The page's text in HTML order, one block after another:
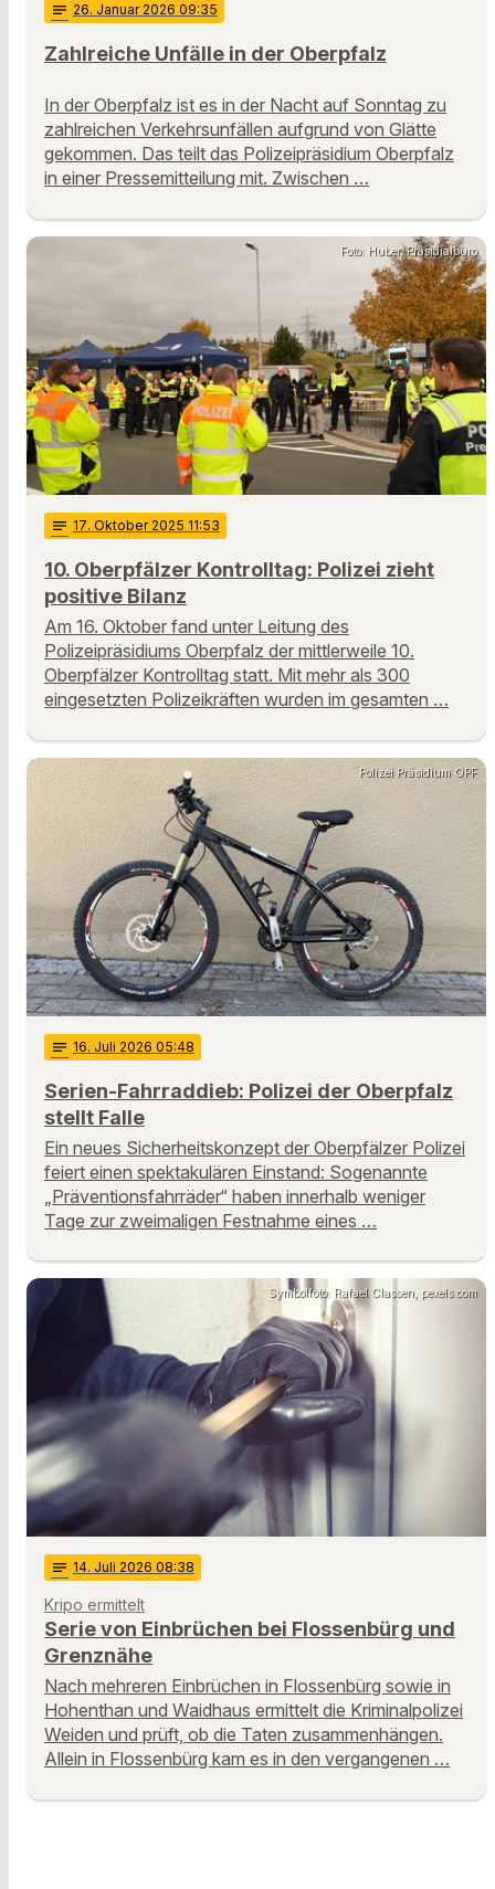
notes 26. Januar 2026 09:35
Zahlreiche Unfälle in der Oberpfalz
In der Oberpfalz ist es in der Nacht auf Sonntag zu
zahlreichen Verkehrsunfällen aufgrund von Glätte
gekommen. Das teilt das Polizeipräsidium Oberpfalz
in einer Pressemitteilung mit. Zwischen …
Foto: Huber, Präsidialbüro
notes 17. Oktober 2025 11:53
10. Oberpfälzer Kontrolltag: Polizei zieht
positive Bilanz
Am 16. Oktober fand unter Leitung des
Polizeipräsidiums Oberpfalz der mittlerweile 10.
Oberpfälzer Kontrolltag statt. Mit mehr als 300
eingesetzten Polizeikräften wurden im gesamten …
Polizei Präsidium OPF
notes 16. Juli 2026 05:48
Serien-Fahrraddieb: Polizei der Oberpfalz
stellt Falle
Ein neues Sicherheitskonzept der Oberpfälzer Polizei
feiert einen spektakulären Einstand: Sogenannte
„Präventionsfahrräder“ haben innerhalb weniger
Tage zur zweimaligen Festnahme eines …
Symbolfoto: Rafael Classen, pexels.com
notes 14. Juli 2026 08:38
Kripo ermittelt
Serie von Einbrüchen bei Flossenbürg und
Grenznähe
Nach mehreren Einbrüchen in Flossenbürg sowie in
Hohenthan und Waidhaus ermittelt die Kriminalpolizei
Weiden und prüft, ob die Taten zusammenhängen.
Allein in Flossenbürg kam es in den vergangenen …